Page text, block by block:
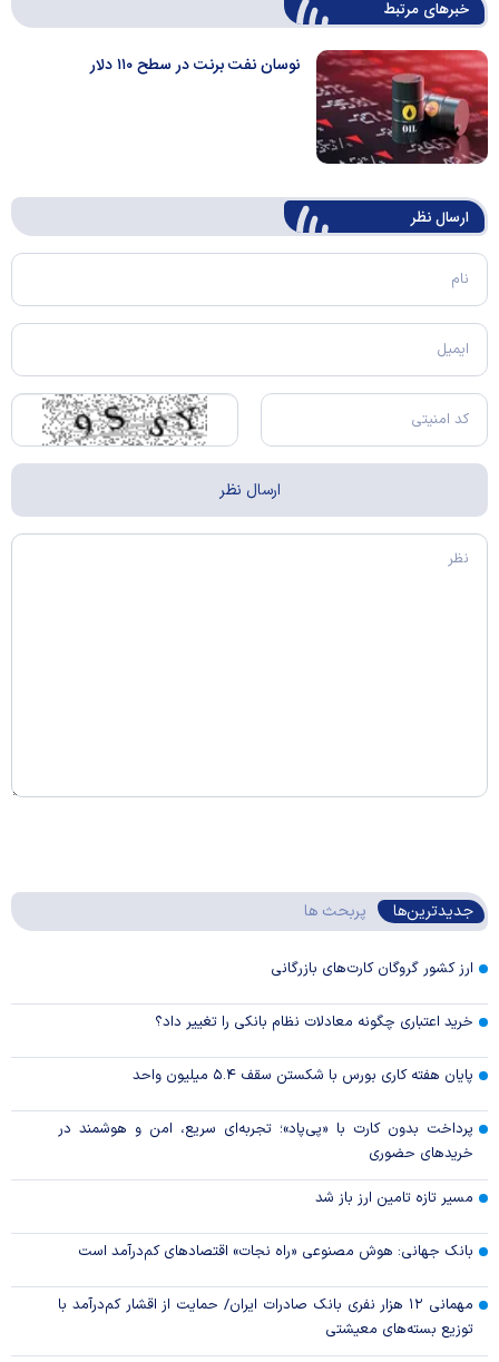
خبرهای مرتبط
نوسان نفت برنت در سطح ۱۱۰ دلار
ارسال‌ نظر
جدیدترین‌ها پربحث ها
ارز کشور گروگان کارت‌های بازرگانی
خرید اعتباری چگونه معادلات نظام بانکی را تغییر داد؟
پایان هفته کاری بورس با شکستن سقف ۵.۴ میلیون واحد
پرداخت بدون کارت با «پی‌پاد»؛ تجربه‌ای سریع، امن و هوشمند در
خریدهای حضوری
مسیر تازه تامین ارز باز شد
بانک جهانی: هوش مصنوعی «راه نجات» اقتصادهای کم‌درآمد است
مهمانی ۱۲ هزار نفری بانک صادرات ایران/ حمایت از اقشار کم‌درآمد با
توزیع بسته‌های معیشتی